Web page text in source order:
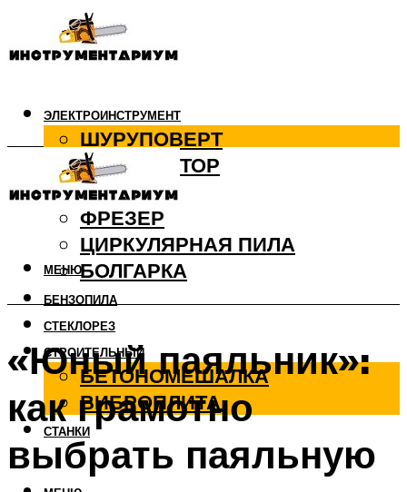
ЭЛЕКТРОИНСТРУМЕНТ
ШУРУПОВЕРТ
ПЕРФОРАТОР
ДРЕЛЬ
ФРЕЗЕР
ЦИРКУЛЯРНАЯ ПИЛА
БОЛГАРКА
БЕНЗОПИЛА
СТЕКЛОРЕЗ
СТРОИТЕЛЬНЫЙ
БЕТОНОМЕШАЛКА
ВИБРОПЛИТА
СТАНКИ
МЕНЮ
«Юный паяльник»:
как грамотно
выбрать паяльную